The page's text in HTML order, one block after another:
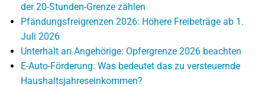
der 20-Stunden-Grenze zählen
Pfändungsfreigrenzen 2026: Höhere Freibeträge ab 1.
Juli 2026
Unterhalt an Angehörige: Opfergrenze 2026 beachten
E-Auto-Förderung: Was bedeutet das zu versteuernde
Haushaltsjahreseinkommen?